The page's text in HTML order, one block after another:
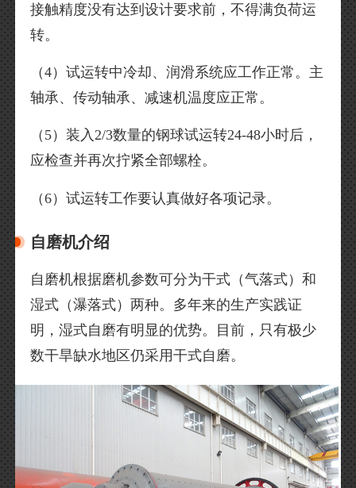
接触精度没有达到设计要求前，不得满负荷运
转。
（4）试运转中冷却、润滑系统应工作正常。主
轴承、传动轴承、减速机温度应正常。
（5）装入2/3数量的钢球试运转24-48小时后，
应检查并再次拧紧全部螺栓。
（6）试运转工作要认真做好各项记录。
自磨机介绍
自磨机根据磨机参数可分为干式（气落式）和
湿式（瀑落式）两种。多年来的生产实践证
明，湿式自磨有明显的优势。目前，只有极少
数干旱缺水地区仍采用干式自磨。